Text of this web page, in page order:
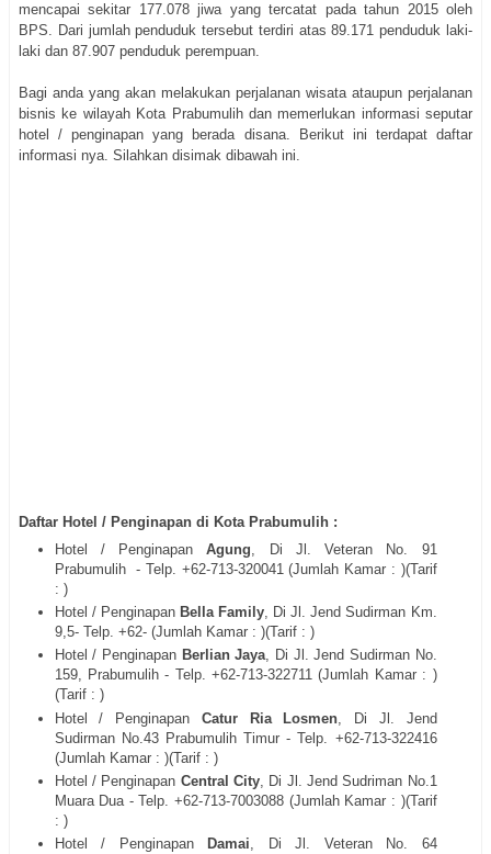
mencapai sekitar 177.078 jiwa yang tercatat pada tahun 2015 oleh
BPS. Dari jumlah penduduk tersebut terdiri atas 89.171 penduduk laki-
laki dan 87.907 penduduk perempuan.
Bagi anda yang akan melakukan perjalanan wisata ataupun perjalanan
bisnis ke wilayah Kota Prabumulih dan memerlukan informasi seputar
hotel / penginapan yang berada disana. Berikut ini terdapat daftar
informasi nya. Silahkan disimak dibawah ini.
Daftar Hotel / Penginapan di Kota Prabumulih :
Hotel / Penginapan Agung , Di Jl. Veteran No. 91
Prabumulih - Telp. +62-713-320041 (Jumlah Kamar : )(Tarif
: )
Hotel / PenginapanBella Family, DiJl. Jend Sudirman Km.
9,5- Telp. +62- (Jumlah Kamar : )(Tarif : )
Hotel / PenginapanBerlian Jaya, Di Jl. Jend Sudirman No.
159, Prabumulih- Telp. +62-713-322711 (Jumlah Kamar : )
(Tarif : )
Hotel / Penginapan Catur Ria Losmen , Di Jl. Jend
Sudirman No.43 Prabumulih Timur - Telp. +62-713-322416
(Jumlah Kamar : )(Tarif : )
Hotel / Penginapan Central City, Di Jl. Jend Sudriman No.1
Muara Dua - Telp. +62-713-7003088 (Jumlah Kamar : )(Tarif
: )
Hotel / PenginapanDamai, Di Jl. Veteran No. 64